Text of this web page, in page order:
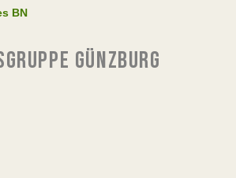
BN
GÜNZBURG